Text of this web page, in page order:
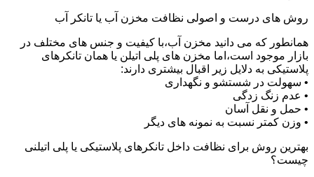
روش های درست و اصولی نظافت مخزن آب یا تانکر آب
همانطور که می دانید مخزن آب،با کیفیت و جنس های مختلف در
بازار موجود است،اما مخزن های پلی اتیلن یا همان تانکرهای
پلاستیکی به دلایل زیر اقبال بیشتری دارند:
• سهولت در شستشو و نگهداری
• عدم زنگ زدگی
• حمل و نقل آسان
• وزن کمتر نسبت به نمونه های دیگر
بهترین روش برای نظافت داخل تانکرهای پلاستیکی یا پلی اتیلنی
چیست؟